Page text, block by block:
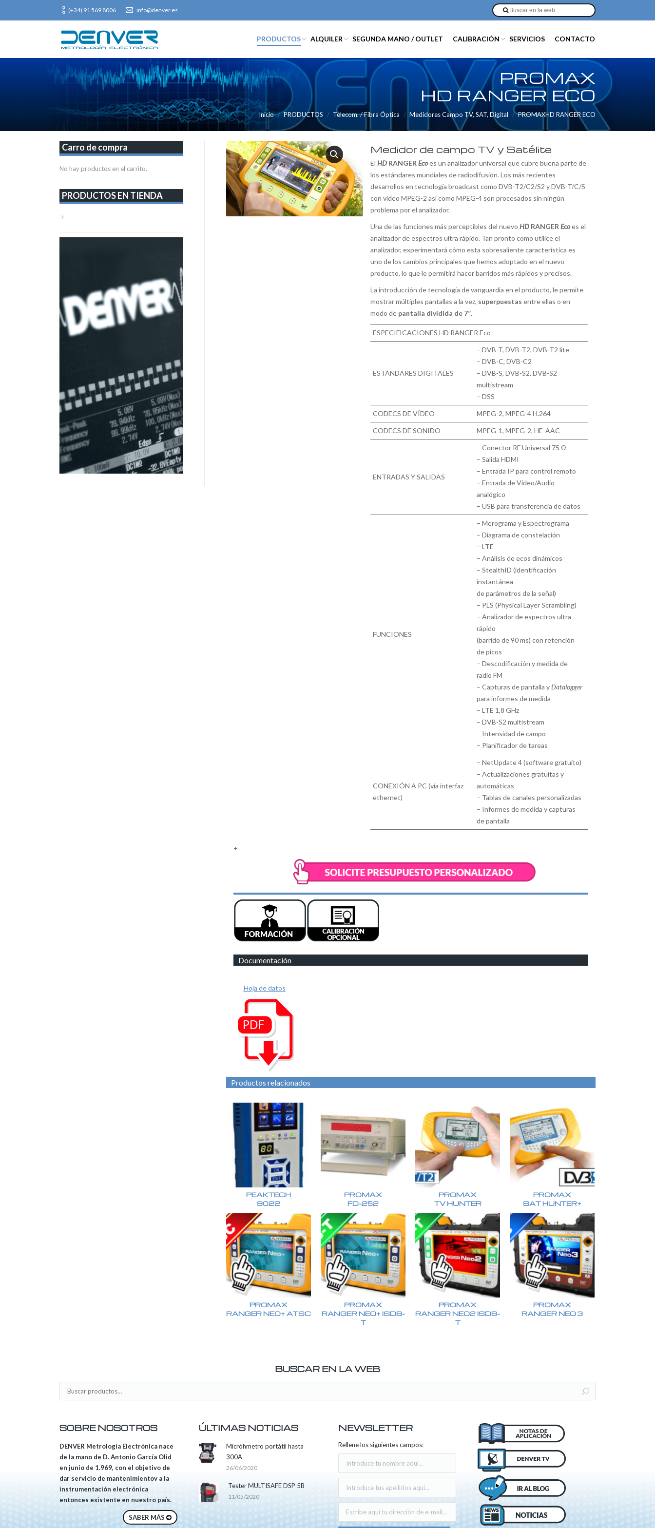
(+34) 91 569 8006 info@denver.es
PRODUCTOS ALQUILER SEGUNDA MANO / OUTLET CALIBRACIÓN SERVICIOS CONTACTO
PROMAX
HD RANGER ECO
Inicio PRODUCTOS Telecom. / Fibra Óptica Medidores Campo TV, SAT, Digital PROMAXHD RANGER ECO
Medidor de campo TV y Satélite
El HDRANGER Ecoes un analizador universal que cubre buena parte de
los estándares mundiales de radiodifusión. Los más recientes
desarrollos en tecnología broadcast como DVB-T2/C2/S2 y DVB-T/C/S
con vídeo MPEG-2 así como MPEG-4 son procesados sin ningún
problema por el analizador.
Una de las funciones más perceptibles del nuevo HDRANGER Ecoes el
analizador de espectros ultra rápido. Tan pronto como utilice el
analizador, experimentará cómo esta sobresaliente característica es
uno de los cambios principales que hemos adoptado en el nuevo
producto, lo que le permitirá hacer barridos más rápidos y precisos.
La introducción de tecnología de vanguardia en el producto, le permite
mostrar múltiples pantallas a la vez, superpuestas entre ellas o en
modo de pantalla dividida de 7”.
ESPECIFICACIONES HD RANGER Eco
ESTÁNDARES DIGITALES
– DVB-T, DVB-T2, DVB-T2 lite
– DVB-C, DVB-C2
– DVB-S, DVB-S2, DVB-S2
multistream
– DSS
CODECS DE VÍDEO MPEG-2, MPEG-4 H.264
CODECS DE SONIDO MPEG-1, MPEG-2, HE-AAC
ENTRADAS Y SALIDAS
– Conector RF Universal 75 Ω
– Salida HDMI
– Entrada IP para control remoto
– Entrada de Vídeo/Audio
analógico
– USB para transferencia de datos
FUNCIONES
– Merograma y Espectrograma
– Diagrama de constelación
– LTE
– Análisis de ecos dinámicos
– StealthID (identificación
instantánea
de parámetros de la señal)
– PLS (Physical Layer Scrambling)
– Analizador de espectros ultra
rápido
(barrido de 90 ms) con retención
de picos
– Descodificación y medida de
radio FM
– Capturas de pantalla y Datalogger
para informes de medida
– LTE 1,8 GHz
– DVB-S2 multistream
– Intensidad de campo
– Planificador de tareas
CONEXIÓN A PC (vía interfaz
ethernet)
– NetUpdate 4 (software gratuito)
– Actualizaciones gratuitas y
automáticas
– Tablas de canales personalizadas
– Informes de medida y capturas
de pantalla
+
Documentación
Hoja de datos
Productos relacionados
PEAKTECH
9022
PROMAX
FD-252
PROMAX
TV HUNTER
PROMAX
SAT HUNTER+
PROMAX
RANGER NEO+ ATSC
PROMAX
RANGER NEO+ ISDB-
T
PROMAX
RANGER NEO2 ISDB-
T
PROMAX
RANGER NEO 3
Carro de compra
No hay productos en el carrito.
PRODUCTOS EN TIENDA
BUSCAR EN LA WEB
SOBRE NOSOTROS
DENVER Metrología Electrónica nace
de la mano de D. Antonio García Olid
en junio de 1.969, con el objetivo de
dar servicio de mantenimientov a la
instrumentación electrónica
entonces existente en nuestro país.
SABER MÁS
ÚLTIMAS NOTICIAS
Micróhmetro portátil hasta
300A
26/06/2020
Tester MULTISAFE DSP 5B
11/05/2020
NEWSLETTER
Rellene los siguientes campos: